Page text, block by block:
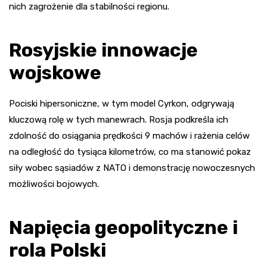
nich zagrożenie dla stabilności regionu.
Rosyjskie innowacje
wojskowe
Pociski hipersoniczne, w tym model Cyrkon, odgrywają
kluczową rolę w tych manewrach. Rosja podkreśla ich
zdolność do osiągania prędkości 9 machów i rażenia celów
na odległość do tysiąca kilometrów, co ma stanowić pokaz
siły wobec sąsiadów z NATO i demonstrację nowoczesnych
możliwości bojowych.
Napięcia geopolityczne i
rola Polski